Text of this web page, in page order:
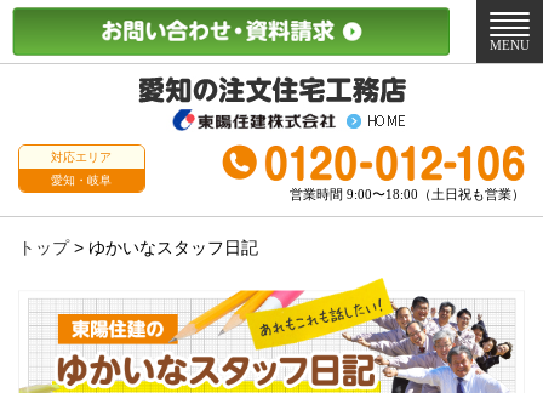
対応エリア
愛知・岐阜
営業時間 9:00〜18:00（土日祝も営業）
メ
ニ
MENU
トップ> ゆかいなスタッフ日記